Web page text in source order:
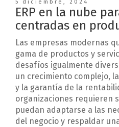
5 diciembre, 2024
ERP en la nube
centradas en
Las empresas modernas
gama de productos y
desafíos igualmente
un crecimiento complejo,
y la garantía de la
organizaciones requieren
puedan adaptarse a las
del negocio y respaldar